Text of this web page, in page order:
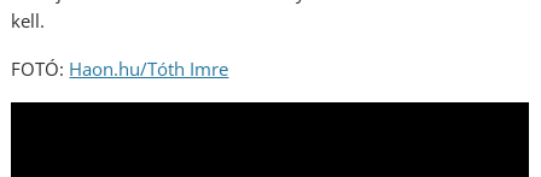
kell.
FOTÓ: Haon.hu/Tóth Imre